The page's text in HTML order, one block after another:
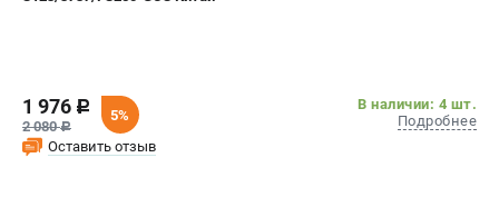
1 976 c
2 080c
5%
В наличии: 4 шт.
Подробнее
Оставить отзыв